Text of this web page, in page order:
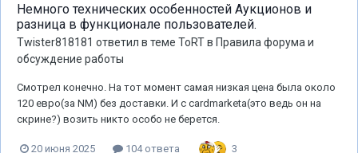
Немного технических особенностей Аукционов и
разница в функционале пользователей.
Twister818181 ответил в теме ToRTв Правила форума и
обсуждение работы
Смотрел конечно. На тот момент самая низкая цена была около
120 евро(за NM) без доставки. И с cardmarketa(это ведь он на
скрине?) возить никто особо не берется.
20 июня 2025 104 ответа 3